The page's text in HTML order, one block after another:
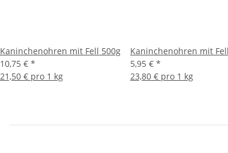
Kaninchenohren mit Fell 500g
10,75 € *
21,50 € pro 1 kg
Kaninchenohren mit
5,95 € *
23,80 € pro 1 kg